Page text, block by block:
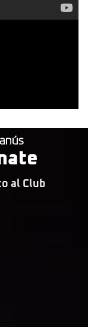
al Club